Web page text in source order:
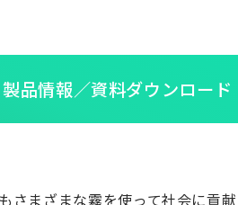
製品情報／資料ダウンロード
さまざまな霧を使って社会に貢献